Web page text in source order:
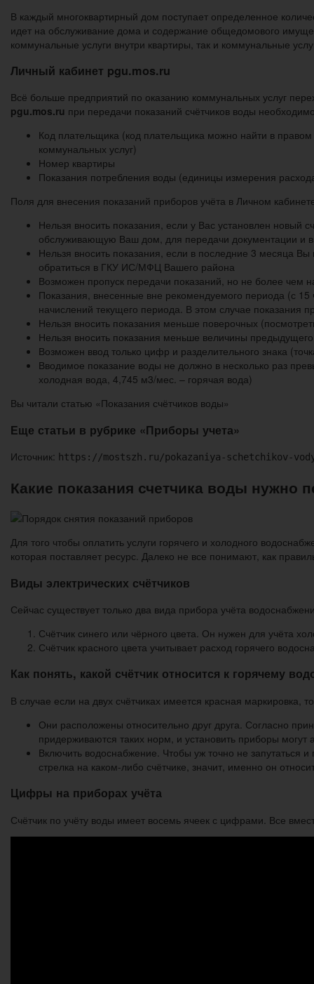
В каждый многоквартирный дом поступает определенное
идет на обслуживание дома и содержание общедомового
коммунальные услуги внутри квартиры, так и коммунальные
Личный кабинет pgu.mos.ru
Всё больше предприятий по оказанию коммунальных услуг
pgu.mos.ru при передачи показаний счётчиков воды
Код плательщика (код плательщика можно найти в
коммунальных услуг)
Номер квартиры
Показания потребления воды (единицы измерения
Поля для внесения показаний приборов учёта в Личном
Нельзя вносить показания, если у Вас установлен
обслуживающую Ваш дом, для передачи документации и
Нельзя вносить показания, если в последние 3 месяца
обратиться в ГКУ ИС/МФЦ Вашего района
Возможен пропуск передачи показаний, но не более
Показания, внесенные вне рекомендуемого периода (с
начислений текущего периода. В этом случае
Нельзя вносить показания меньше поверочных
Нельзя вносить показания меньше величины
Возможен ввод только цифр и разделительного знака
Вводимое показание воды не должно в несколько раз
холодная вода, 4,745 м3/мес. – горячая вода)
Вы читали статью «Показания счётчиков воды»
Еще статьи в рубрике «Приборы учета»
Источник: https://mostszh.ru/pokazaniya-schetchikov-
Какие показания счетчика воды нужно
Для того чтобы оплатить услуги горячего и холодного
которая поставляет ресурс. Далеко не все понимают, как
Виды электрических счётчиков
Сейчас существует только два вида прибора учёта
Счётчик синего или чёрного цвета. Он нужен для учёта
Счётчик красного цвета учитывает расход горячего
Как понять, какой счётчик относится к горячему
В случае если на двух счётчиках имеется красная маркировка,
Они расположены относительно друг друга. Согласно
придерживаются таких норм, и установить приборы могут
Включить водоснабжение. Чтобы уж точно не запутаться
стрелка на каком-либо счётчике, значит, именно он
Цифры на приборах учёта
Счётчик по учёту воды имеет восемь ячеек с цифрами. Все